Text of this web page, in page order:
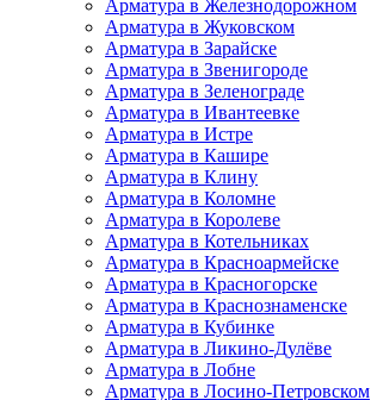
Арматура в Железнодорожном
Арматура в Жуковском
Арматура в Зарайске
Арматура в Звенигороде
Арматура в Зеленограде
Арматура в Ивантеевке
Арматура в Истре
Арматура в Кашире
Арматура в Клину
Арматура в Коломне
Арматура в Королеве
Арматура в Котельниках
Арматура в Красноармейске
Арматура в Красногорске
Арматура в Краснознаменске
Арматура в Кубинке
Арматура в Ликино-Дулёве
Арматура в Лобне
Арматура в Лосино-Петровском